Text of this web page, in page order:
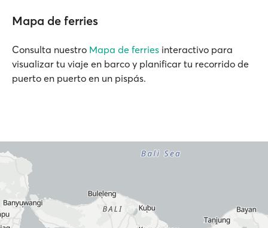
Mapa de ferries
Consulta nuestro Mapa de ferries interactivo para
visualizar tu viaje en barco y planificar tu recorrido de
puerto en puerto en un pispás.